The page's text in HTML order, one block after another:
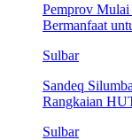
Pemprov
Bermanfaat
Sulbar
Sandeq
Rangkaian
Sulbar